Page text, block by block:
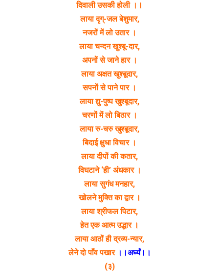
दिवाली उसकी होली ।।
लाया दृग्-जल बेशुमार,
नजरों में लो उतार ।
लाया चन्दन खुश्बू-दार,
अपनों से जाने हार ।
लाया अक्षत खुश्बूदार,
सपनों से पाने पार ।
लाया द्यु-पुष्प खुश्बूदार,
चरणों में लो बिठार ।
लाया रु-चरु खुश्बूदार,
बिदाई क्षुधा विचार ।
लाया दीपों की कतार,
विघटाने ‘ही’ अंधकार ।
लाया सुगंध मनहार,
खोलने मुक्ति का द्वार ।
लाया श्रीफल पिटार,
हेत एक आत्म उद्धार ।
लाया आठों ही द्रव्य-न्यार,
लेने दो पाँव पखार ।।अर्घ्यं।।
(३)